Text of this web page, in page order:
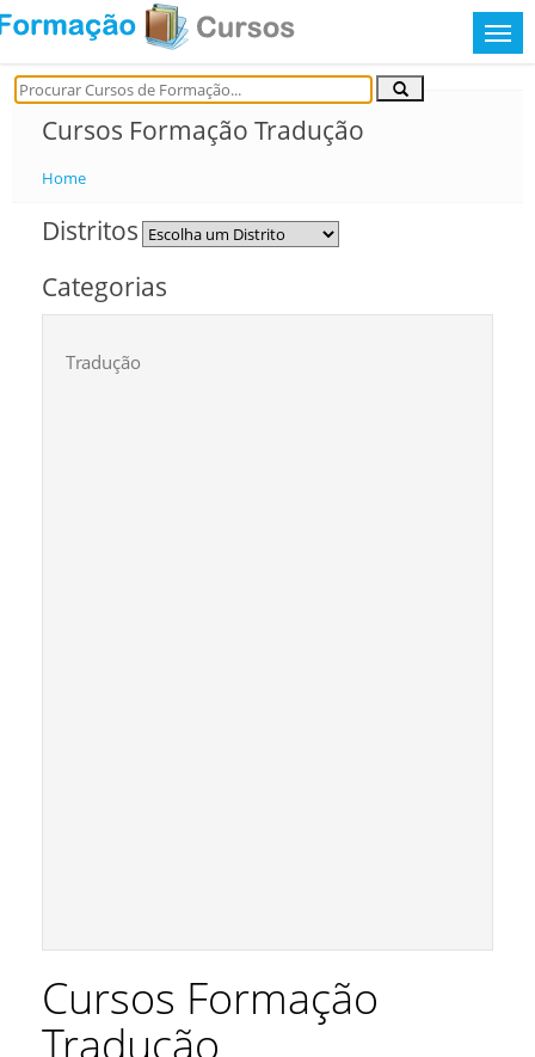
Cursos Formação Tradução
Home
Distritos
Categorias
Tradução
Cursos Formação
Tradução